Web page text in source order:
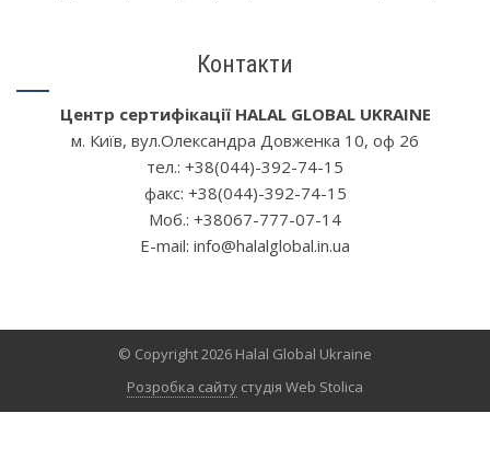
Контакти
Центр сертифікації HALAL GLOBAL UKRAINE
м. Київ, вул.Олександра Довженка 10, oф 26
тел.: +38(044)-392-74-15
факс: +38(044)-392-74-15
Моб.: +38067-777-07-14
Е-mail: info@halalglobal.in.ua
© Copyright 2026 Halal Global Ukraine
Розробка сайту студія Web Stolica